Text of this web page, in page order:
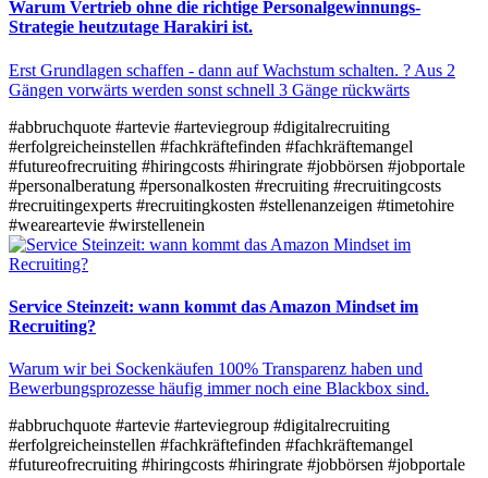
Warum Vertrieb ohne die richtige Personalgewinnungs-
Strategie heutzutage Harakiri ist.
Erst Grundlagen schaffen - dann auf Wachstum schalten. ? Aus 2
Gängen vorwärts werden sonst schnell 3 Gänge rückwärts​
#abbruchquote #artevie #arteviegroup #digitalrecruiting
#erfolgreicheinstellen #fachkräftefinden #fachkräftemangel
#futureofrecruiting #hiringcosts #hiringrate #jobbörsen #jobportale
#personalberatung #personalkosten #recruiting #recruitingcosts
#recruitingexperts #recruitingkosten #stellenanzeigen #timetohire
#weareartevie #wirstellenein
Service Steinzeit: wann kommt das Amazon Mindset im
Recruiting?
Warum wir bei Sockenkäufen 100% Transparenz haben und
Bewerbungsprozesse häufig immer noch eine Blackbox sind.
#abbruchquote #artevie #arteviegroup #digitalrecruiting
#erfolgreicheinstellen #fachkräftefinden #fachkräftemangel
#futureofrecruiting #hiringcosts #hiringrate #jobbörsen #jobportale